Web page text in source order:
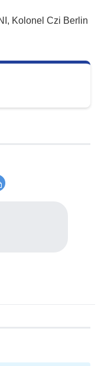
Kolonel Czi Berlin